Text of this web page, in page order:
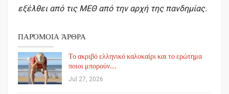
εξέλθει από τις ΜΕΘ από την αρχή της πανδημίας.
ΠΑΡΌΜΟΙΑ ΆΡΘΡΑ
Το ακριβό ελληνικό καλοκαίρι και το ερώτημα
ποιοι μπορούν…
Jul 27, 2026